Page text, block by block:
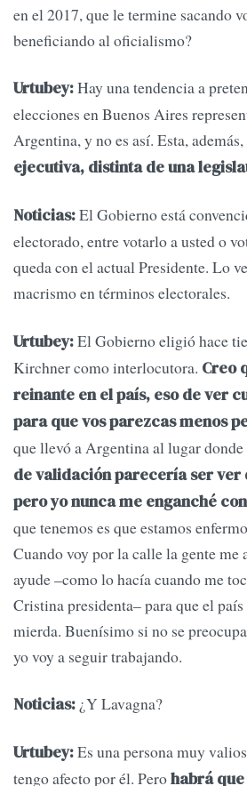
en el 2017, que le termine sacando
beneficiando al oficialismo?
Urtubey:Hay una tendencia a
elecciones en Buenos Aires
Argentina, y no es así. Esta, además,
ejecutiva, distinta de una
Noticias:El Gobierno está
electorado, entre votarlo a usted o
queda con el actual Presidente. Lo
macrismo en términos electorales.
Urtubey:El Gobierno eligió hace
Kirchner como interlocutora. Creo
reinante en el país, eso de ver
para que vos parezcas menos
que llevó a Argentina al lugar donde
de validación parecería ser ver
pero yo nunca me enganché
que tenemos es que estamos
Cuando voy por la calle la gente me
ayude –como lo hacía cuando me
Cristina presidenta– para que el país
mierda. Buenísimo si no se
yo voy a seguir trabajando.
Noticias: ¿Y Lavagna?
Urtubey:Es una persona muy
tengo afecto por él. Perohabrá